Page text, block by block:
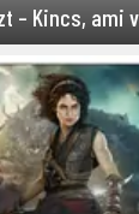
– Kincs, ami